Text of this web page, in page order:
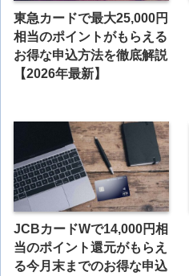
東急カードで最大25,000円
相当のポイントがもらえる
お得な申込方法を徹底解説
【2026年最新】
JCBカードWで14,000円相
当のポイント還元がもらえ
る今月末までのお得な申込